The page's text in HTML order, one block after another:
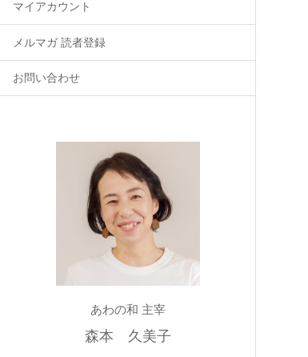
マイアカウント
メルマガ 読者登録
お問い合わせ
あわの和 主宰
森本 久美子